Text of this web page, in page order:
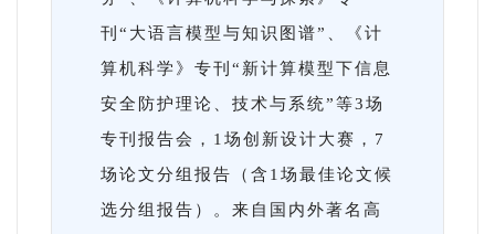
刊“大语言模型与知识图谱”、《计
算机科学》专刊“新计算模型下信息
安全防护理论、技术与系统”等3场
专刊报告会，1场创新设计大赛，7
场论文分组报告（含1场最佳论文候
选分组报告）。来自国内外著名高